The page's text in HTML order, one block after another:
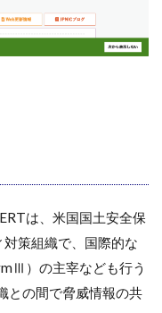
は、米国国土安全保
策組織で、国際的な
）の主宰なども行う
との間で脅威情報の共